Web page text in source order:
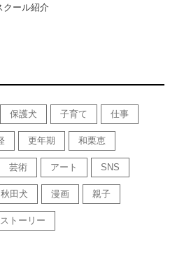
クール紹介
保護犬 子育て 仕事
更年期 和栗恵
芸術 アート SNS
秋田犬 漫画 親子
トーリー